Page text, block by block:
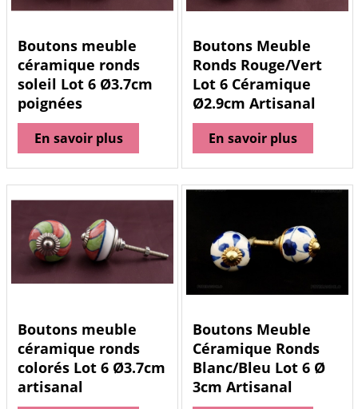
Boutons meuble
céramique ronds
soleil Lot 6 Ø3.7cm
poignées
En savoir plus
Boutons Meuble
Ronds Rouge/Vert
Lot 6 Céramique
Ø2.9cm Artisanal
En savoir plus
Boutons meuble
céramique ronds
colorés Lot 6 Ø3.7cm
artisanal
Boutons Meuble
Céramique Ronds
Blanc/Bleu Lot 6 Ø
3cm Artisanal